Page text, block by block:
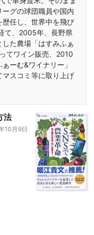
グの球団職員や国内
歴任し、世界中を飛び
て、2005年、長野県
た農場「はすみふぁ
てワイン販売、2010
ーむ&ワイナリー」
スコミ等に取り上げ
法
10月9日